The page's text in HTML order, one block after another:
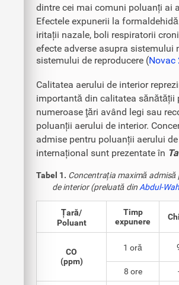
dintre cei mai comuni poluanți ai
Efectele expunerii la
iritații nazale, boli respiratorii
efecte adverse asupra sistemului
sistemului de reproducere (Novac
Calitatea aerului de interior
importantă din calitatea sănătății
numeroase ţări având legi sau
poluanții aerului de interior.
admise pentru poluanții aerului
internațional sunt prezentate în
Tabel 1. Concentrația maximă
de interior (preluată din Abdul-
Țară/
Poluant
Timp
expunere
CO
(ppm)
1 oră
8 ore